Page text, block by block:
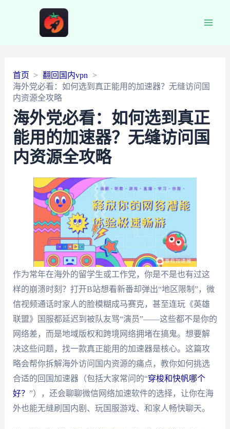
首页
翻回国内vpn
海外党必看：如何选到真正能用的加速器？无缝访问国
内资源全攻略
海外党必看：如何选到真正
能用的加速器？无缝访问国
内资源全攻略
作为常年在海外的留学生或工作党，你是不是也有过这
样的崩溃时刻？打开B站想看新番却弹出“地区限制”，微
信视频通话时家人的脸模糊成马赛克，甚至连玩《英雄
联盟》国服都延迟到被队友骂“演员”——这些都不是你的
网络差，而是地域版权和跨境网络拥堵在搞鬼。想要解
决这些问题，找一款真正能用的加速器是核心。这篇攻
略会帮你拆解海外访问国内资源的痛点，教你如何挑选
合适的回国加速器（包括大家常问的“穿梭和快帆哪个
好？ ”），还会聊聊微信网络加速软件的选择，让你在海
外也能无缝刷国内剧、玩国服游戏、和家人畅快聊天。